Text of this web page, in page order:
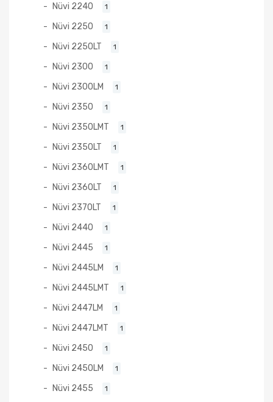
Nüvi 2240 1
Nüvi 2250 1
Nüvi 2250LT 1
Nüvi 2300 1
Nüvi 2300LM 1
Nüvi 2350 1
Nüvi 2350LMT 1
Nüvi 2350LT 1
Nüvi 2360LMT 1
Nüvi 2360LT 1
Nüvi 2370LT 1
Nüvi 2440 1
Nüvi 2445 1
Nüvi 2445LM 1
Nüvi 2445LMT 1
Nüvi 2447LM 1
Nüvi 2447LMT 1
Nüvi 2450 1
Nüvi 2450LM 1
Nüvi 2455 1